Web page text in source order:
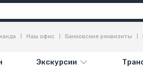
Экскурсии
Наш офис Банковские реквизиты